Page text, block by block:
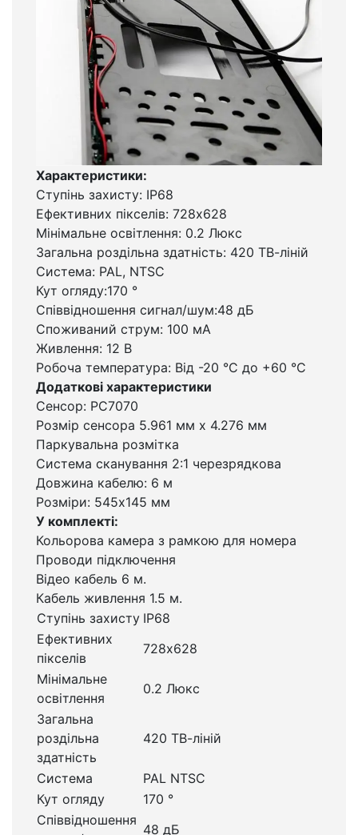
Характеристики:
Ступінь захисту: IP68
Ефективних пікселів: 728х628
Мінімальне освітлення: 0.2 Люкс
Загальна роздільна здатність: 420 ТВ-ліній
Система: PAL, NTSC
Кут огляду:170 °
Співвідношення сигнал/шум:48 дБ
Споживаний струм: 100 мА
Живлення: 12 В
Робоча температура: Від -20 °C до +60 °C
Додаткові характеристики
Сенсор: РС7070
Розмір сенсора 5.961 мм х 4.276 мм
Паркувальна розмітка
Система сканування 2:1 черезрядкова
Довжина кабелю: 6 м
Розміри: 545х145 мм
У комплекті:
Кольорова камера з рамкою для номера
Проводи підключення
Відео кабель 6 м.
Кабель живлення 1.5 м.
Ступінь захисту IP68
Ефективних
пікселів
728х628
Мінімальне
освітлення
0.2 Люкс
Загальна
роздільна
здатність
420 ТВ-ліній
Система
PAL NTSC
Кут огляду
170 °
Співвідношення
48 дБ